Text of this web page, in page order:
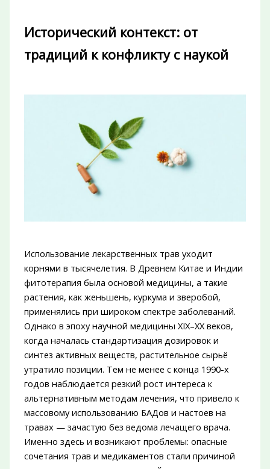
Исторический контекст: от
традиций к конфликту с наукой
Использование лекарственных трав уходит
корнями в тысячелетия. В Древнем Китае и Индии
фитотерапия была основой медицины, а такие
растения, как женьшень, куркума и зверобой,
применялись при широком спектре заболеваний.
Однако в эпоху научной медицины XIX–XX веков,
когда началась стандартизация дозировок и
синтез активных веществ, растительное сырьё
утратило позиции. Тем не менее с конца 1990-х
годов наблюдается резкий рост интереса к
альтернативным методам лечения, что привело к
массовому использованию БАДов и настоев на
травах — зачастую без ведома лечащего врача.
Именно здесь и возникают проблемы: опасные
сочетания трав и медикаментов стали причиной